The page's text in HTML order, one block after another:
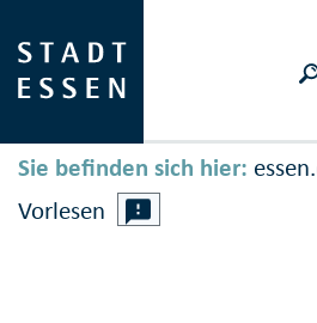
Sie befinden sich hier:
Vorlesen